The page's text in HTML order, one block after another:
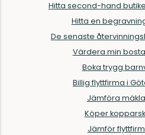
Hitta second-hand
Hitta en
De senaste
Värdera min
Boka trygg
Billig flyttfirma i
Jämföra
Köper
Jämför